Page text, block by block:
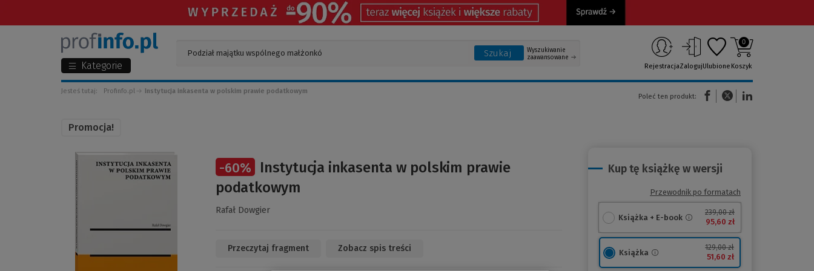
Kategorie
Szukaj
Wyszukiwanie
zaawansowane
RejestracjaZalogujUlubione
0
Koszyk
Jesteś tutaj: Profinfo.pl Instytucja inkasenta w polskim prawie podatkowym
Poleć ten produkt:
(Nowe okno)(Link do innej strony)
Promocja!
-60%
Instytucja inkasenta w polskim prawie
podatkowym
Rafał Dowgier
Przeczytaj fragment Zobacz spis treści
Kup tę książkę w wersji
Przewodnik po formatach
Książka + E-book
239,00 zł
95,60 zł
Książka
129,00 zł
51,60 zł